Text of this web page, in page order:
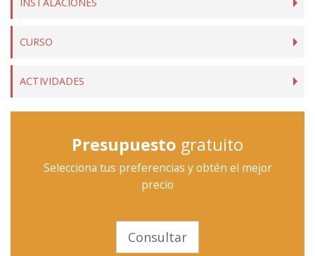
CURSO
ACTIVIDADES
Presupuesto gratuito
Selecciona tus preferencias y obtén el mejor
precio
Consultar